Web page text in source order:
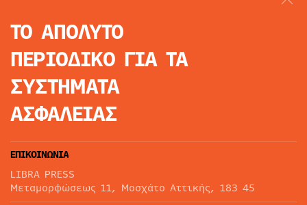
ΤΟ ΑΠΟΛΥΤΟ
ΠΕΡΙΟΔΙΚΟ ΓΙΑ ΤΑ
ΣΥΣΤΗΜΑΤΑ
ΑΣΦΑΛΕΙΑΣ
ΕΠΙΚΟΙΝΩΝΙΑ
LIBRA PRESS
Μεταμορφώσεως 11, Μοσχάτο Αττικής, 183 45